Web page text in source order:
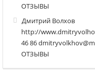
ОТЗЫВЫ
Дмитрий Волхов
http://
46 86
ОТЗЫВЫ